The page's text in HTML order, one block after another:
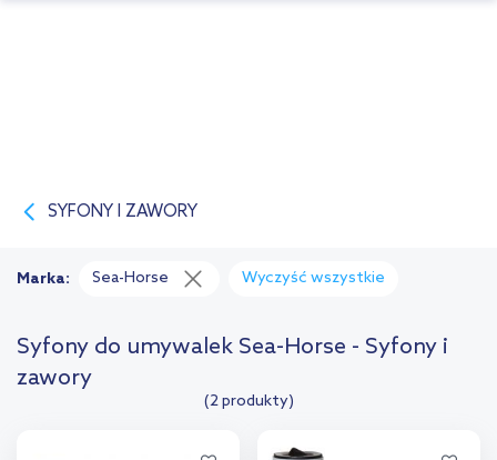
SYFONY I ZAWORY
Syfony do umywalek Sea-Horse - Syfony i
zawory
(2 produkty)
Marka: Sea-Horse Wyczyść wszystkie